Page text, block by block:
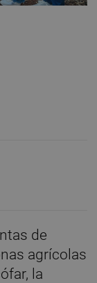
de
agrícolas
la